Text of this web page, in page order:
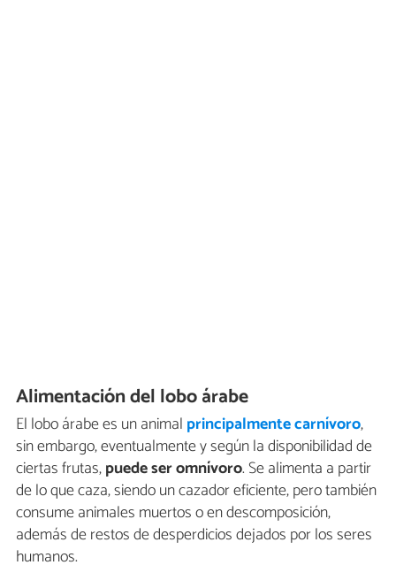
Alimentación del lobo árabe
El lobo árabe es un animal principalmente carnívoro,
sin embargo, eventualmente y según la disponibilidad de
ciertas frutas,puede ser omnívoro. Se alimenta a partir
de lo que caza, siendo un cazador eficiente, pero también
consume animales muertos o en descomposición,
además de restos de desperdicios dejados por los seres
humanos.